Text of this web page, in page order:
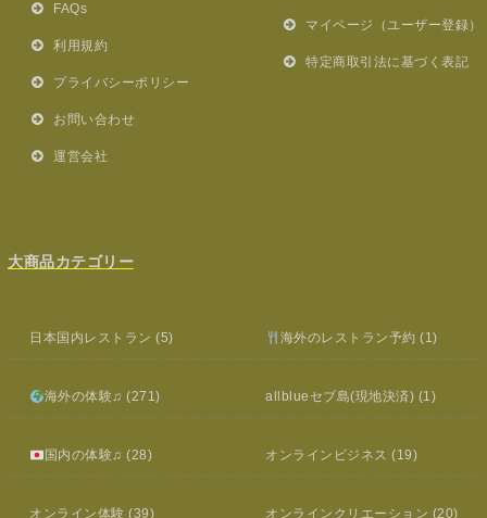
FAQs
利用規約
プライバシーポリシー
お問い合わせ
運営会社
マイページ（ユーザー登録）
特定商取引法に基づく表記
大商品カテゴリー
日本国内レストラン (5) 海外のレストラン予約 (1)
海外の体験♫ (271) allblueセブ島(現地決済) (1)
国内の体験♫ (28) オンラインビジネス (19)
オンライン体験 (39) オンラインクリエーション (20)